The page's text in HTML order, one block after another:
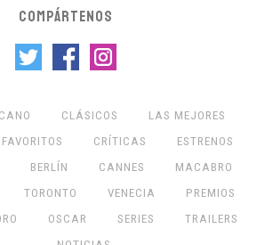
COMPÁRTENOS
CLÁSICOS
LAS MEJORES
CRÍTICAS
ESTRENOS
BERLÍN CANNES
MACABRO
TORONTO VENECIA
PREMIOS
OSCAR SERIES
TRAILERS